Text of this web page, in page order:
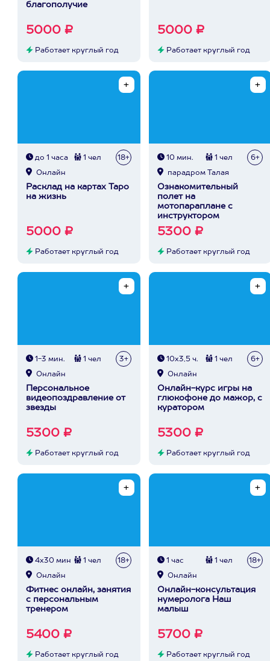
благополучие
5000 ₽
Работает круглый год
5000 ₽
Работает круглый год
до 1 часа 1 чел 18+
Онлайн
Расклад на картах Таро
на жизнь
5000 ₽
Работает круглый год
10 мин. 1 чел 6+
парадром Талая
Ознакомительный
полет на
мотопараплане с
инструктором
5300 ₽
Работает круглый год
1-3 мин. 1 чел 3+
Онлайн
Персональное
видеопоздравление от
звезды
5300 ₽
Работает круглый год
10х3,5 ч. 1 чел 6+
Онлайн
Онлайн-курс игры на
глюкофоне до мажор, с
куратором
5300 ₽
Работает круглый год
4х30 мин 1 чел 18+
Онлайн
Фитнес онлайн, занятия
с персональным
тренером
5400 ₽
Работает круглый год
1 час 1 чел 18+
Онлайн
Онлайн-консультация
нумеролога Наш
малыш
5700 ₽
Работает круглый год